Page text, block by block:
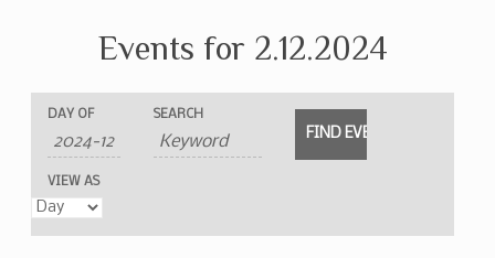
Events for 2.12.2024
Events
Search
and
Views
Events
Search
DAY OF SEARCH
Event
Views
Navigation
VIEW AS